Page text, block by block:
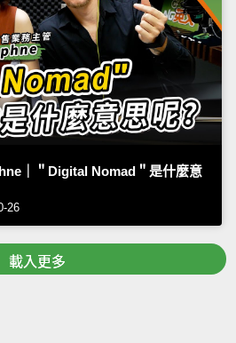
｜＂Digital Nomad＂是什麼意
26
載入更多